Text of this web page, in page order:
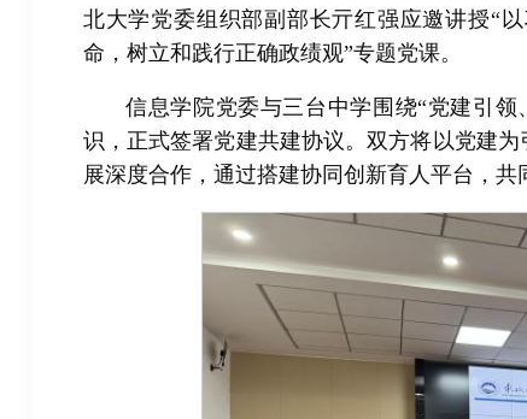
北大学党委组织部副部长亓红强应邀讲授“
命，树立和践行正确政绩观”专题党课。
信息学院党委与三台中学围绕“党建引
识，正式签署党建共建协议。双方将以党建
展深度合作，通过搭建协同创新育人平台，